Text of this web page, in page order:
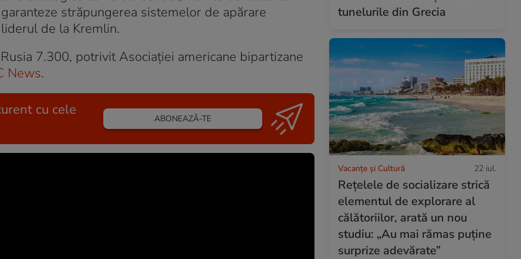
străpungerea sistemelor de apărare
de la Kremlin.
7.300, potrivit Asociaţiei americane bipartizane
News.
cu cele
ABONEAZĂ-TE
tunelurile din Grecia
Vacanțe și Cultură 22 iul.
Rețelele de socializare strică
elementul de explorare al
călătoriilor, arată un nou
studiu: „Au mai rămas puține
surprize adevărate”